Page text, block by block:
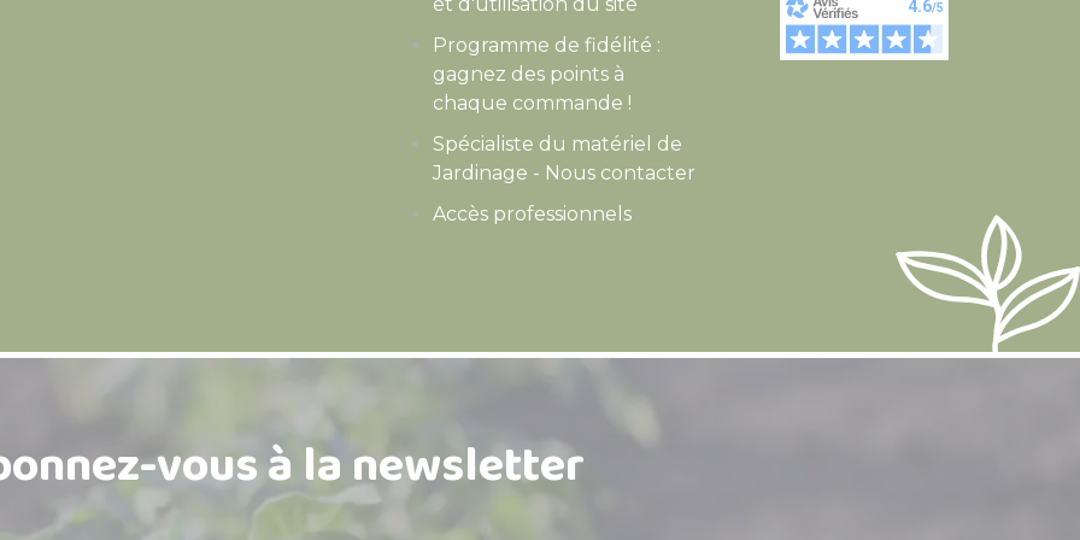
Programme de fidélité :
gagnez des points à
chaque commande !
Spécialiste du matériel de
Jardinage - Nous contacter
Accès professionnels
vous à la newsletter